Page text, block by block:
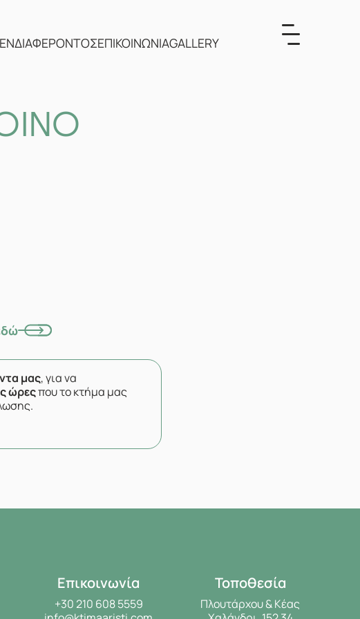
ΕΠΙΚΟΙΝΩΝΙΑGALLERY
μας, για να
ώρεςπου το κτήμα μας
Επικοινωνία
+30 210 608 5559
Τοποθεσία
Πλουτάρχου & Κέας